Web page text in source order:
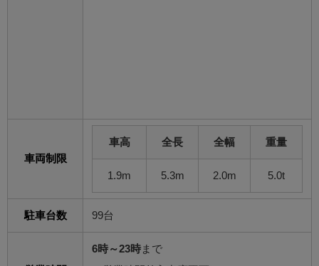
車両制限
車高 全長 全幅 重量
1.9m 5.3m 2.0m 5.0t
駐車台数 99台
6時～23時 まで